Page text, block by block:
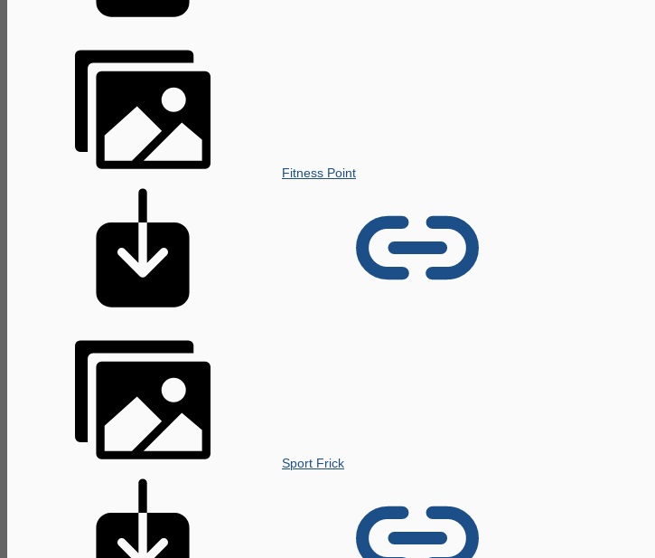
Fitness Point
Sport Frick